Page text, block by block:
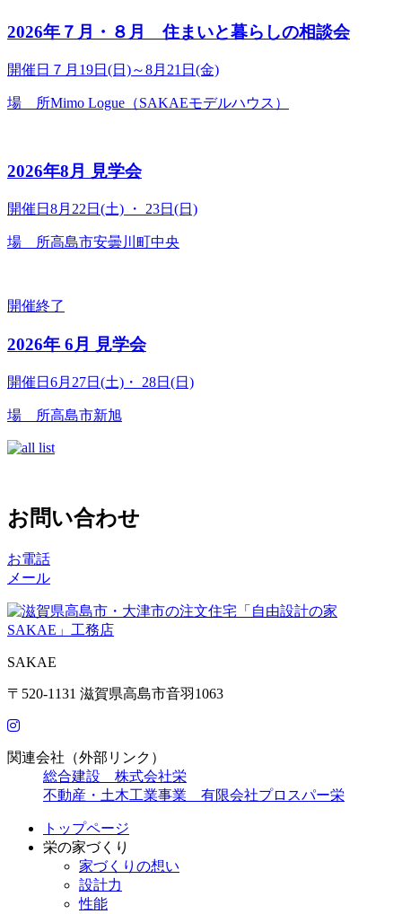
2026年７月・８月 住まいと暮らしの相談会
開催日 ７月19日(日)～8月21日(金)
場 所Mimo Logue（SAKAEモデルハウス）
2026年8月 見学会
開催日 8月22日(土) ・ 23日(日)
場 所高島市安曇川町中央
開催終了
2026年 6月 見学会
開催日 6月27日(土)・ 28日(日)
場 所高島市新旭
お問い合わせ
お電話
メール
SAKAE
〒520-1131 滋賀県高島市音羽1063
関連会社（外部リンク）
総合建設 株式会社栄
不動産・土木工業事業 有限会社プロスパー栄
トップページ
栄の家づくり
家づくりの想い
設計力
性能